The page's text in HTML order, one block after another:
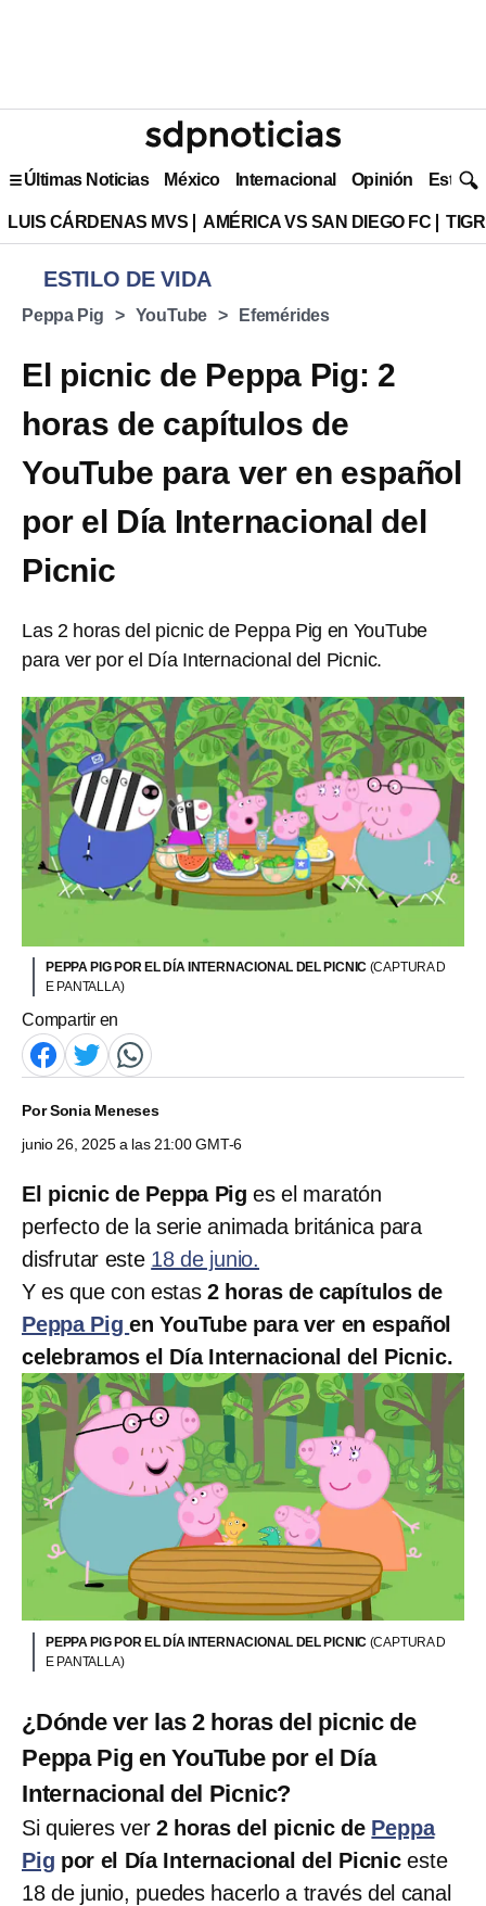
Últimas Noticias México Internacional Opinión Estilo
LUIS CÁRDENAS MVS AMÉRICA VS SAN DIEGO FC
ESTILO DE VIDA
Peppa Pig YouTube Efemérides
El picnic de Peppa Pig: 2
horas de capítulos de
YouTube para ver en español
por el Día Internacional del
Picnic
Las 2 horas del picnic de Peppa Pig en YouTube
para ver por el Día Internacional del Picnic.
PEPPA PIG POR EL DÍA INTERNACIONAL DEL PICNIC (CAPTURA D
E PANTALLA)
Compartir en
PorSonia Meneses
junio 26, 2025 a las 21:00 GMT-6
El picnic de Peppa Pig es el maratón
perfecto de la serie animada británica para
disfrutar este 18 de junio.
Y es que con estas2 horas de capítulos de
Peppa Pigen YouTube para ver en español
celebramos el Día Internacional del Picnic.
PEPPA PIG POR EL DÍA INTERNACIONAL DEL PICNIC (CAPTURA D
E PANTALLA)
¿Dónde ver las 2 horas del picnic de
Peppa Pig en YouTube por el Día
Internacional del Picnic?
Si quieres ver 2 horas del picnic de Peppa
Pig por el Día Internacional del Picniceste
18 de junio, puedes hacerlo a través del canal